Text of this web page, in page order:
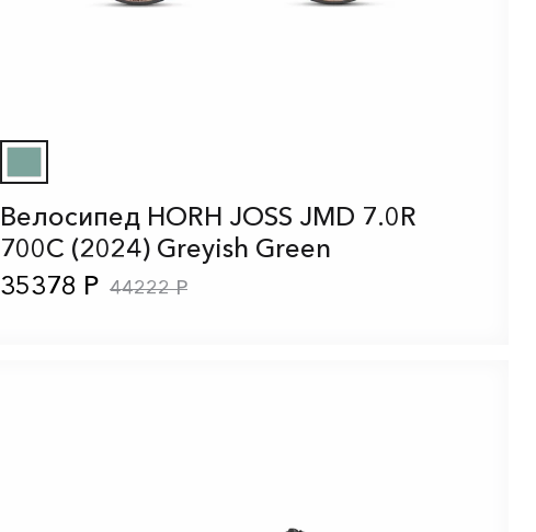
Велосипед HORH JOSS JMD 7.0R
700C (2024) Greyish Green
35378 Р 44222 Р